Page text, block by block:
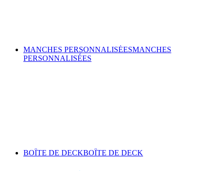
MANCHES PERSONNALISÉESMANCHES
PERSONNALISÉES
BOÎTE DE DECKBOÎTE DE DECK